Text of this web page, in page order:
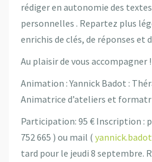
rédiger en autonomie des
personnelles . Repartez plus
enrichis de clés, de réponses et
Au plaisir de vous accompagner !
Animation : Yannick Badot :
Animatrice d’ateliers et
Participation: 95 € Inscription :
752 665 ) ou mail (
tard pour le jeudi 8 septembre.